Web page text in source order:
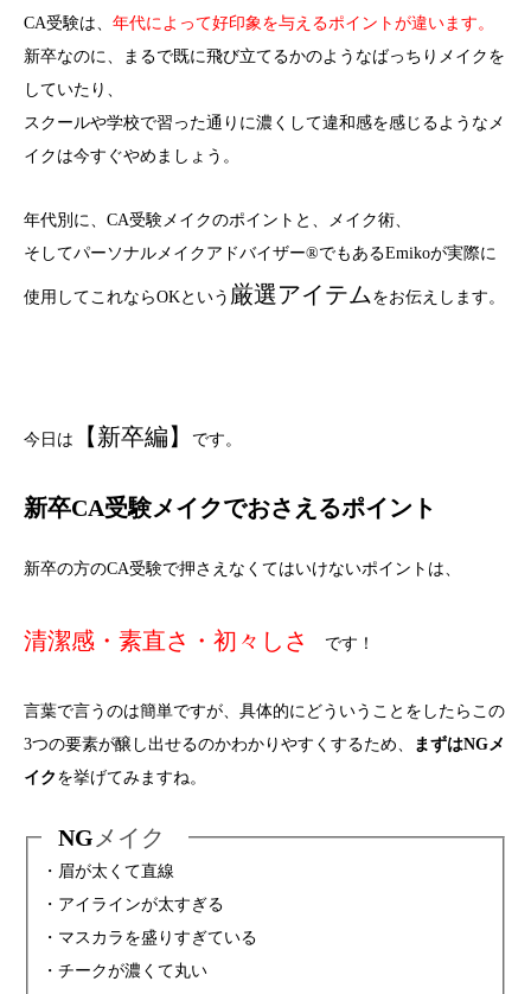
CA受験は、 年代によって好印象を与えるポイントが違います。
新卒なのに、まるで既に飛び立てるかのようなばっちりメイクを
していたり、
スクールや学校で習った通りに濃くして違和感を感じるようなメ
イクは今すぐやめましょう。
年代別に、CA受験メイクのポイントと、メイク術、
そしてパーソナルメイクアドバイザー®でもあるEmikoが実際に
使用してこれならOKという 厳選アイテム をお伝えします。
今日は 【新卒編】 です。
新卒CA受験メイクでおさえるポイント
新卒の方のCA受験で押さえなくてはいけないポイントは、
清潔感・素直さ・初々しさ です！
言葉で言うのは簡単ですが、具体的にどういうことをしたらこの
3つの要素が醸し出せるのかわかりやすくするため、
まずはNGメ
イク を挙げてみますね。
NG メイク
・眉が太くて直線
・アイラインが太すぎる
・マスカラを盛りすぎている
・チークが濃くて丸い